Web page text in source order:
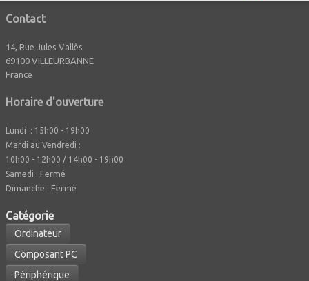
Contact
14, Rue Jules Vallès
69100 VILLEURBANNE
France
Horaire d'ouverture
Lundi : 15h00 - 19h00
Mardi au Vendredi :
10h00 - 12h00 / 14h00 - 19h00
Samedi : Fermé
Dimanche : Fermé
Catégorie
Ordinateur
Composant PC
Périphérique